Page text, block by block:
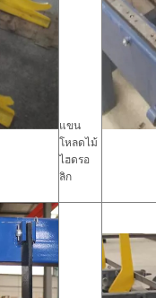
แขน
โหลดไม้
ไฮดรอ
ลิก